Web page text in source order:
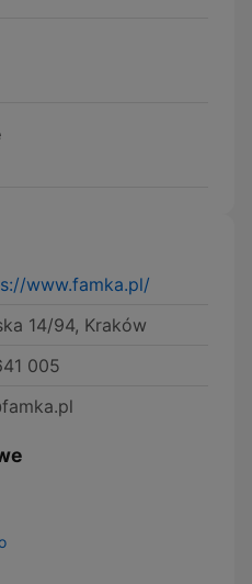
www.famka.pl/
14/94, Kraków
005